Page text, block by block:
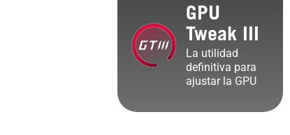
GPU
Tweak III
La utilidad
definitiva para
ajustar la GPU